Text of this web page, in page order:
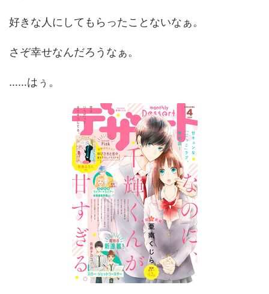
好きな人にしてもらったことないなぁ。
さぞ幸せなんだろうなぁ。
……はぅ。